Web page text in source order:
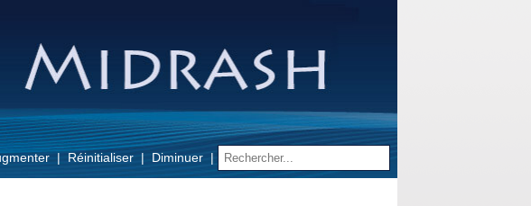
Réinitialiser Diminuer